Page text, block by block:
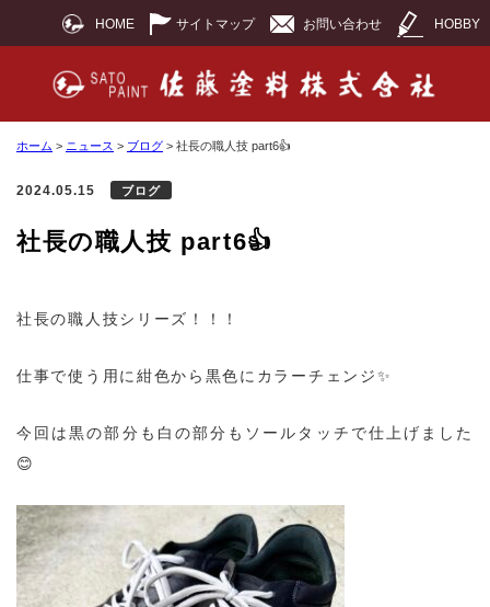
HOME サイトマップ お問い合わせ HOBBY
ホーム > ニュース > ブログ > 社長の職人技 part6👍
2024.05.15 ブログ
社長の職人技 part6👍
社長の職人技シリーズ！！！
仕事で使う用に紺色から黒色にカラーチェンジ✨
今回は黒の部分も白の部分もソールタッチで仕上げました
😊